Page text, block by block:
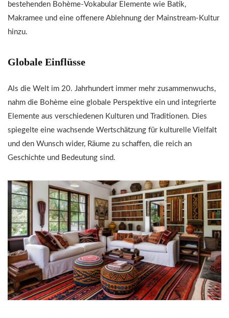
bestehenden Bohème-Vokabular Elemente wie Batik,
Makramee und eine offenere Ablehnung der Mainstream-Kultur
hinzu.
Globale Einflüsse
Als die Welt im 20. Jahrhundert immer mehr zusammenwuchs,
nahm die Bohème eine globale Perspektive ein und integrierte
Elemente aus verschiedenen Kulturen und Traditionen. Dies
spiegelte eine wachsende Wertschätzung für kulturelle Vielfalt
und den Wunsch wider, Räume zu schaffen, die reich an
Geschichte und Bedeutung sind.